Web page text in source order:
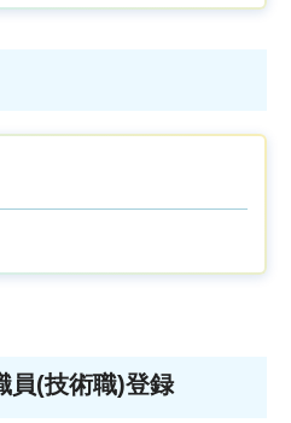
員(技術職)登録